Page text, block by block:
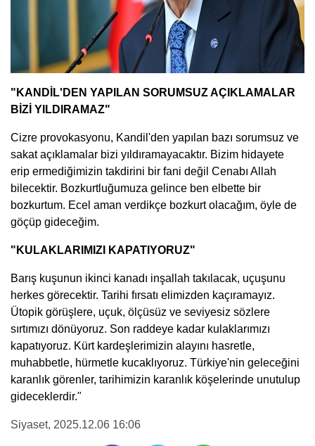
"KANDİL'DEN YAPILAN SORUMSUZ AÇIKLAMALAR
BİZİ YILDIRAMAZ"
Cizre provokasyonu, Kandil'den yapılan bazı sorumsuz ve
sakat açıklamalar bizi yıldıramayacaktır. Bizim hidayete
erip ermediğimizin takdirini bir fani değil Cenabı Allah
bilecektir. Bozkurtluğumuza gelince ben elbette bir
bozkurtum. Ecel aman verdikçe bozkurt olacağım, öyle de
göçüp gideceğim.
"KULAKLARIMIZI KAPATIYORUZ"
Barış kuşunun ikinci kanadı inşallah takılacak, uçuşunu
herkes görecektir. Tarihi fırsatı elimizden kaçıramayız.
Ütopik görüşlere, uçuk, ölçüsüz ve seviyesiz sözlere
sırtımızı dönüyoruz. Son raddeye kadar kulaklarımızı
kapatıyoruz. Kürt kardeşlerimizin alayını hasretle,
muhabbetle, hürmetle kucaklıyoruz. Türkiye'nin geleceğini
karanlık görenler, tarihimizin karanlık köşelerinde unutulup
gideceklerdir."
Siyaset, 2025.12.06 16:06